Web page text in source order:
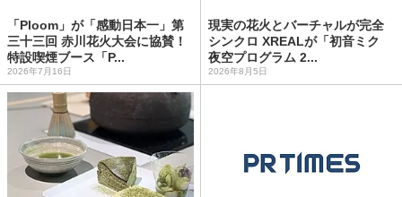
「Ploom」が「感動日本一」第
三十三回 赤川花火大会に協賛！
特設喫煙ブース「P...
2026年7月16日
現実の花火とバーチャルが完全
シンクロ XREALが「初音ミク
夜空プログラム 2...
2026年8月5日